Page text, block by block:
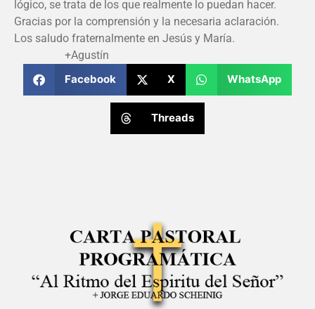
lógico, se trata de los que realmente lo puedan hacer.
Gracias por la comprensión y la necesaria aclaración.
Los saludo fraternalmente en Jesús y María.
+Agustín
Facebook
X WhatsApp
Threads